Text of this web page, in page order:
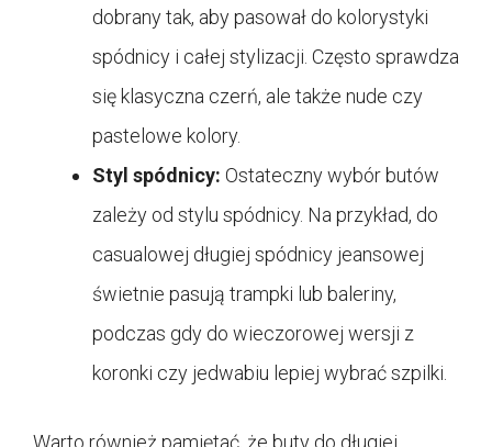
dobrany tak, aby pasował do kolorystyki
spódnicy i całej stylizacji. Często sprawdza
się klasyczna czerń, ale także nude czy
pastelowe kolory.
Styl spódnicy: Ostateczny wybór butów
zależy od stylu spódnicy. Na przykład, do
casualowej długiej spódnicy jeansowej
świetnie pasują trampki lub baleriny,
podczas gdy do wieczorowej wersji z
koronki czy jedwabiu lepiej wybrać szpilki.
Warto również pamiętać, że buty do długiej